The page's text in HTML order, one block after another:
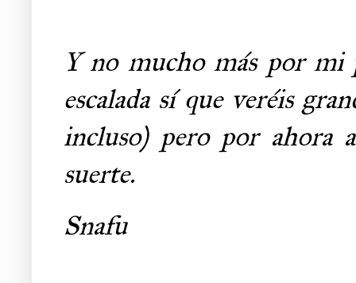
Y no mucho más por mi
escalada sí que veréis
incluso) pero por ahora
suerte.
Snafu